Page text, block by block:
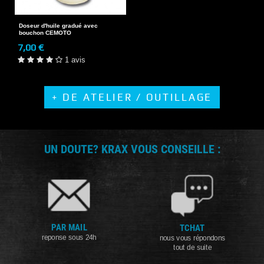
Doseur d'huile gradué avec
bouchon CEMOTO
7,00 €
1 avis
+ DE ATELIER / OUTILLAGE
UN DOUTE? KRAX VOUS CONSEILLE :
PAR MAIL
reponse sous 24h
TCHAT
nous vous répondons
tout de suite